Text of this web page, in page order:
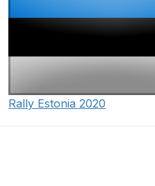
Rally Estonia 2020